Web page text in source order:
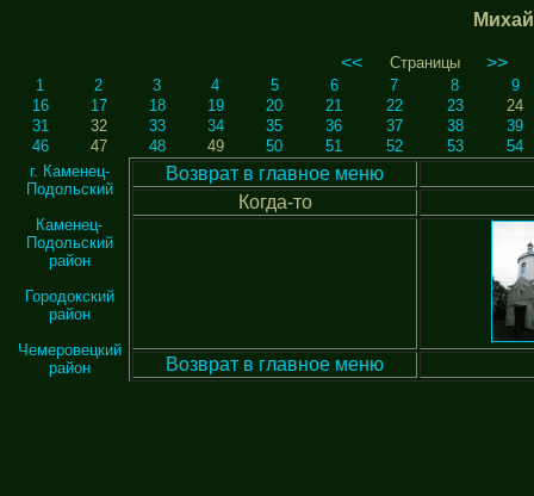
<< Страницы >>
1 2 3 4 5 6 7 8
9
16
17 18 19 20 21 22 23
24
31
32 33 34 35 36 37 38
39
46
47 48 49 50 51 52 53
54
г. Каменец-
Подольский
Каменец-
Подольский
район
Городокский
район
Чемеровецкий
район
Возврат в главное меню
Когда-то
Возврат в главное меню